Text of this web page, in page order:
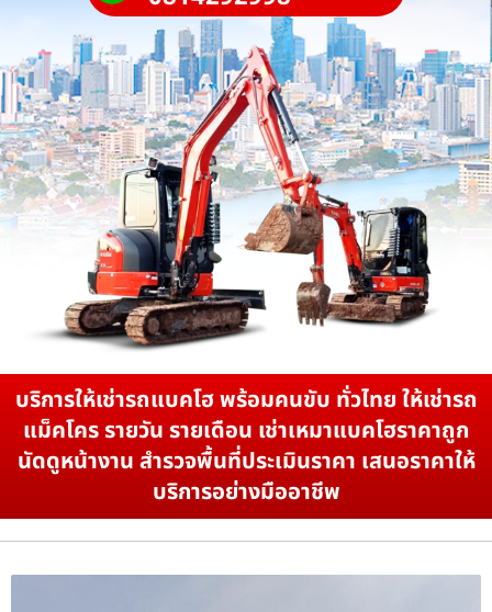
บริการให้เช่ารถแบคโฮ พร้อมคนขับ ทั่วไทย ให้เช่ารถ
แม็คโคร รายวัน รายเดือน เช่าเหมาแบคโฮราคาถูก
นัดดูหน้างาน สำรวจพื้นที่ประเมินราคา เสนอราคาให้
บริการอย่างมืออาชีพ